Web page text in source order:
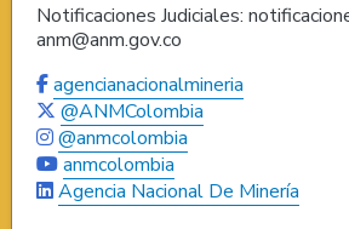
Notificaciones Judiciales:
anm@anm.gov.co
agencianacionalmineria
@ANMColombia
@anmcolombia
anmcolombia
Agencia Nacional De Minería